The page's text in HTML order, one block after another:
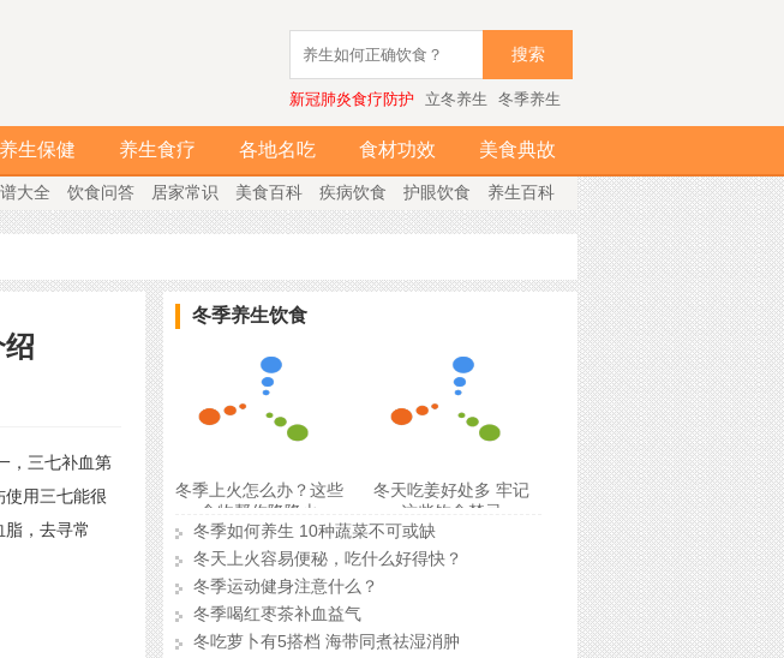
搜索
新冠肺炎食疗防护 立冬养生 冬季养生
养生保健 养生食疗 各地名吃 食材功效 美食典故
大全 饮食问答 居家常识 美食百科 疾病饮食 护眼饮食 养生百科
，三七补血第
用三七能很
，去寻常
冬季养生饮食
冬季上火怎么办？这些
食物帮你降降火
冬天吃姜好处多 牢记
这些饮食禁忌
冬季如何养生 10种蔬菜不可或缺
冬天上火容易便秘，吃什么好得快？
冬季运动健身注意什么？
冬季喝红枣茶补血益气
冬吃萝卜有5搭档 海带同煮祛湿消肿